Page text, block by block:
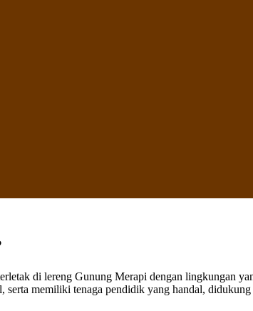
di lereng Gunung Merapi dengan lingkungan
memiliki tenaga pendidik yang handal,